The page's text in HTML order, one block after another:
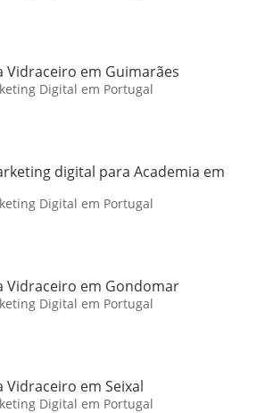
Vidraceiro em Guimarães
Digital em Portugal
digital para Academia em
Digital em Portugal
Vidraceiro em Gondomar
Digital em Portugal
Vidraceiro em Seixal
Digital em Portugal